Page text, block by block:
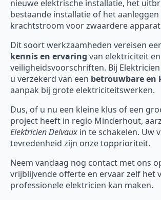
nieuwe elektrische installatie, het
bestaande installatie of het aanleggen
krachtstroom voor zwaardere
Dit soort werkzaamheden vereisen
kennis en ervaring van elektriciteit en
veiligheidsvoorschriften. Bij
u verzekerd van een betrouwbare en
aanpak bij grote elektriciteitswerken.
Dus, of u nu een kleine klus of een
project heeft in regio Minderhout,
Elektricien Delvaux in te schakelen. Uw
tevredenheid zijn onze topprioriteit.
Neem vandaag nog contact met ons
vrijblijvende offerte en ervaar zelf het
professionele elektricien kan maken.